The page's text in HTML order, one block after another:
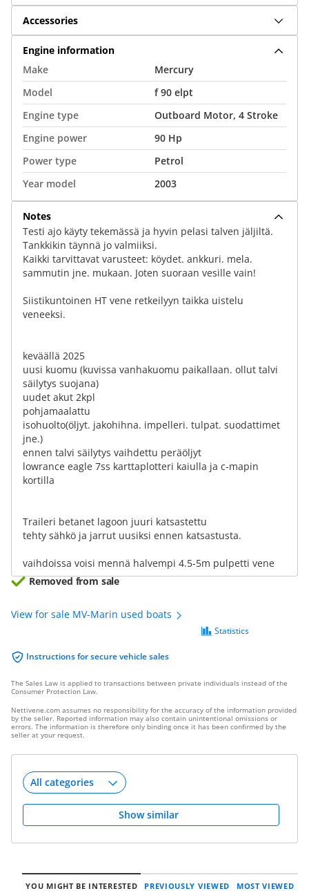
Accessories
Engine information
Make
Mercury
Model
f 90 elpt
Engine type
Outboard Motor, 4 Stroke
Engine power
90 Hp
Power type
Petrol
Year model
2003
Notes
Testi ajo käyty tekemässä ja hyvin pelasi talven jäljiltä.
Tankkikin täynnä jo valmiiksi.
Kaikki tarvittavat varusteet: köydet. ankkuri. mela.
sammutin jne. mukaan. Joten suoraan vesille vain!
Siistikuntoinen HT vene retkeilyyn taikka uistelu
veneeksi.
keväällä 2025
uusi kuomu (kuvissa vanhakuomu paikallaan. ollut talvi
säilytys suojana)
uudet akut 2kpl
pohjamaalattu
isohuolto(öljyt. jakohihna. impelleri. tulpat. suodattimet
jne.)
ennen talvi säilytys vaihdettu peräöljyt
lowrance eagle 7ss karttaplotteri kaiulla ja c-mapin
kortilla
Traileri betanet lagoon juuri katsastettu
tehty sähkö ja jarrut uusiksi ennen katsastusta.
vaihdoissa voisi mennä halvempi 4.5-5m pulpetti vene
Removed from sale
View for sale MV-Marin used boats
Instructions for secure vehicle sales
Statistics
The Sales Law is applied to transactions between private individuals instead of the
Consumer Protection Law.
Nettivene.com assumes no responsibility for the accuracy of the information provided
by the seller. Reported information may also contain unintentional omissions or
errors. The information is therefore only binding once it has been confirmed by the
seller at your request.
Show similar
YOU MIGHT BE INTERESTED PREVIOUSLY VIEWED MOST VIEWED